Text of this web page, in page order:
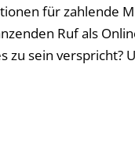
für zahlende
Ruf als
zu sein